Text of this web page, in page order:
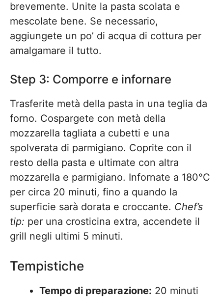
brevemente. Unite la pasta scolata e
mescolate bene. Se necessario,
aggiungete un po’ di acqua di cottura per
amalgamare il tutto.
Step 3: Comporre e infornare
Trasferite metà della pasta in una teglia da
forno. Cospargete con metà della
mozzarella tagliata a cubetti e una
spolverata di parmigiano. Coprite con il
resto della pasta e ultimate con altra
mozzarella e parmigiano. Infornate a 180°C
per circa 20 minuti, fino a quando la
superficie sarà dorata e croccante. Chef’s
tip: per una crosticina extra, accendete il
grill negli ultimi 5 minuti.
Tempistiche
Tempo di preparazione: 20 minuti